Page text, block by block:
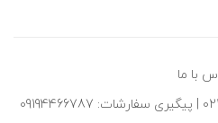
با ما